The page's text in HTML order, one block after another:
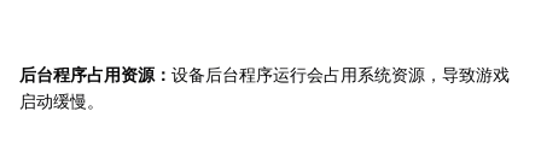
后台程序占用资源： 设备后台程序运行会占用系统资源，导致游戏
启动缓慢。